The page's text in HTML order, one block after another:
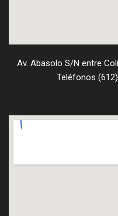
Av. Abasolo S/N entre
Teléfonos